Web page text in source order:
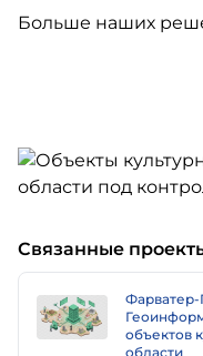
Больше наших
Связанные
объектов
области